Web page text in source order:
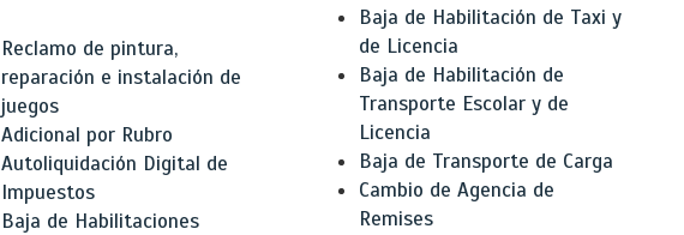
Reclamo de pintura,
reparación e instalación de
juegos
Adicional por Rubro
Autoliquidación Digital de
Impuestos
Baja de Habilitaciones
Baja de Habilitación de Taxi y
de Licencia
Baja de Habilitación de
Transporte Escolar y de
Licencia
Baja de Transporte de Carga
Cambio de Agencia de
Remises